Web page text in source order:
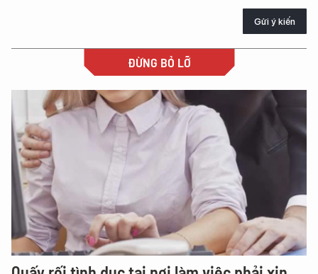
Gửi ý kiến
ĐỪNG BỎ LỠ